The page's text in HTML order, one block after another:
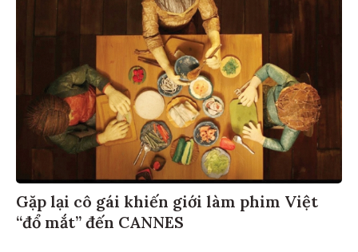
Gặp lại cô gái khiến giới làm phim Việt
“đổ mắt” đến CANNES